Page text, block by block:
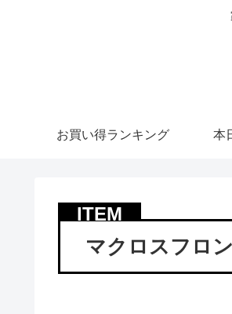
お買い得ランキング 本
マクロスフロ